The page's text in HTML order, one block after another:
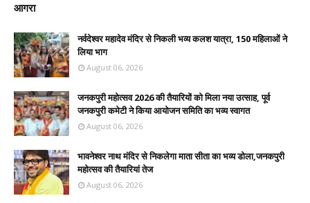
आगरा
नर्वदेश्वर महादेव मंदिर से निकली भव्य कलश यात्रा, 150 महिलाओं ने
लिया भाग
August 06, 2026
जनकपुरी महोत्सव 2026 की तैयारियों को मिला नया उत्साह, पूर्व
जनकपुरी कमेटी ने किया आयोजन समिति का भव्य स्वागत
August 06, 2026
भावनेश्वर नाथ मंदिर से निकलेगा माता सीता का भव्य डोला,जनकपुरी
महोत्सव की तैयारियां तेज
August 06, 2026